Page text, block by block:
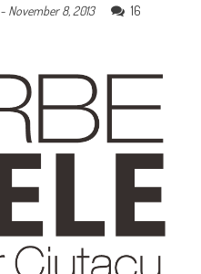
November 8, 2013
16